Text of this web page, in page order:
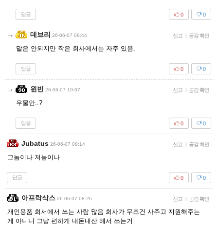
답글 0
0
데브리 26-06-07 09:44 신고 | 공감 확인
말은 안되지만 작은 회사에서는 자주 있음.
답글 0
0
윈빈 26-06-07 10:07 신고 | 공감 확인
우물안..?
답글 0
0
Jubatus 26-06-07 08:14 신고 | 공감 확인
그놈이나 저놈이나
답글 0
0
아프락삭스 26-06-07 08:26 신고 | 공감 확인
개인용품 회서에서 쓰는 사람 많음 회사가 무조건 사주고 지원해주는
게 아니니 그냥 편하게 내돈내산 해서 쓰는거